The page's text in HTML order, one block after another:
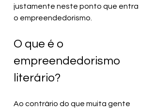
justamente neste ponto que entra
o empreendedorismo.
O que é o
empreendedorismo
literário?
Ao contrário do que muita gente